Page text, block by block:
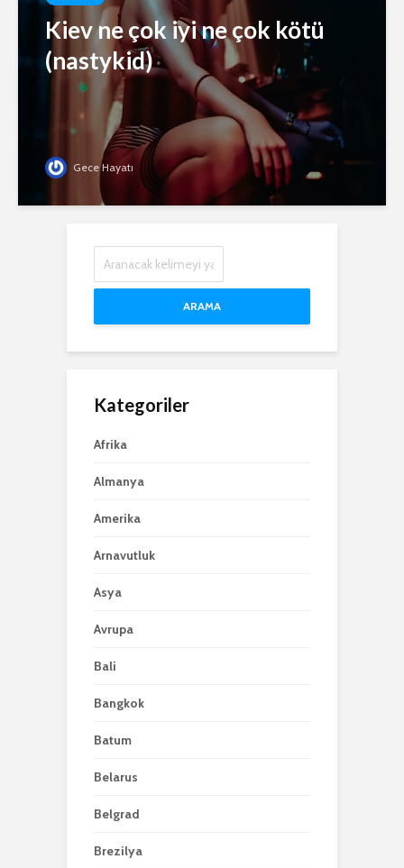
Kiev ne çok iyi ne çok kötü
(nastykid)
Gece Hayatı
ARAMA
Kategoriler
Afrika
Almanya
Amerika
Arnavutluk
Asya
Avrupa
Bali
Bangkok
Batum
Belarus
Belgrad
Brezilya